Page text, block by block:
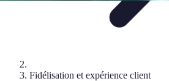
Fidélisation et expérience client